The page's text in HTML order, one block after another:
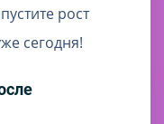
рост
сегодня!